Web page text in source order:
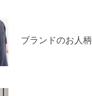
ブランドのお人柄